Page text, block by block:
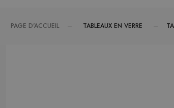
PAGE D'ACCUEIL TABLEAUX EN VERRE